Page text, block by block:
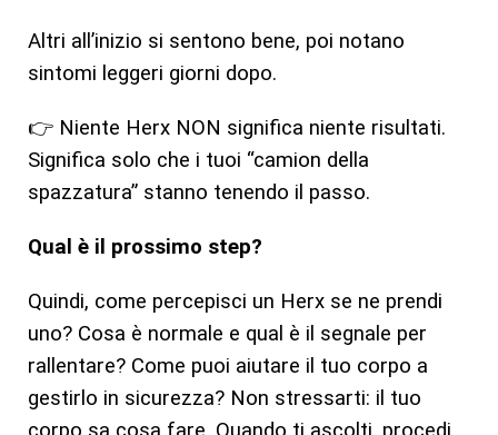
Altri all’inizio si sentono bene, poi notano
sintomi leggeri giorni dopo.
👉 Niente Herx NON significa niente risultati.
Significa solo che i tuoi “camion della
spazzatura” stanno tenendo il passo.
Qual è il prossimo step?
Quindi, come percepisci un Herx se ne prendi
uno? Cosa è normale e qual è il segnale per
rallentare? Come puoi aiutare il tuo corpo a
gestirlo in sicurezza? Non stressarti: il tuo